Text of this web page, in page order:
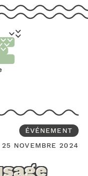
ÉVÉNEMENT
NOVEMBRE 2024